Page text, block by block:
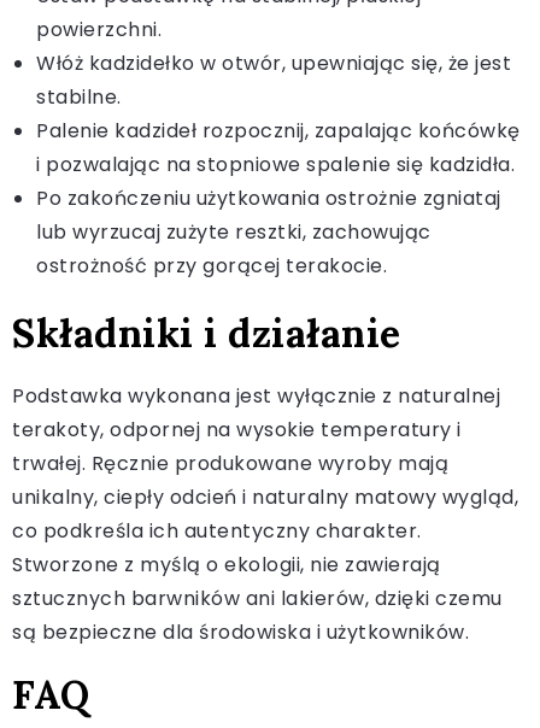
powierzchni.
Włóż kadzidełko w otwór, upewniając się, że jest
stabilne.
Palenie kadzideł rozpocznij, zapalając końcówkę
i pozwalając na stopniowe spalenie się kadzidła.
Po zakończeniu użytkowania ostrożnie zgniataj
lub wyrzucaj zużyte resztki, zachowując
ostrożność przy gorącej terakocie.
Składniki i działanie
Podstawka wykonana jest wyłącznie z naturalnej
terakoty, odpornej na wysokie temperatury i
trwałej. Ręcznie produkowane wyroby mają
unikalny, ciepły odcień i naturalny matowy wygląd,
co podkreśla ich autentyczny charakter.
Stworzone z myślą o ekologii, nie zawierają
sztucznych barwników ani lakierów, dzięki czemu
są bezpieczne dla środowiska i użytkowników.
FAQ